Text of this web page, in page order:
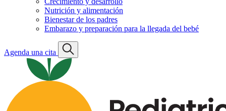
Nutrición y alimentación
Bienestar de los padres
Embarazo y preparación para la llegada del bebé
Agenda una cita